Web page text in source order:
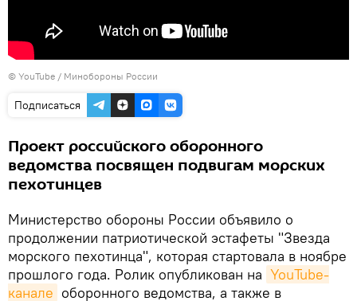
© YouTube / Минобороны России
Подписаться
Проект российского оборонного
ведомства посвящен подвигам морских
пехотинцев
Министерство обороны России объявило о
продолжении патриотической эстафеты "Звезда
морского пехотинца", которая стартовала в ноябре
прошлого года. Ролик опубликован на YouTube-
канале оборонного ведомства, а также в